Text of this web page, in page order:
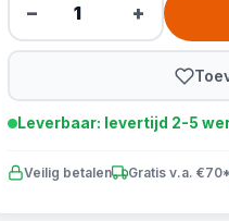
− +
Leverbaar: levertijd 2-5
Veilig betalen Gratis v.a. €70*